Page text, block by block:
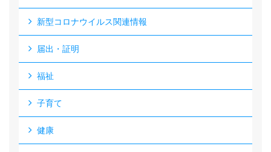
新型コロナウイルス関連情報
届出・証明
福祉
子育て
健康